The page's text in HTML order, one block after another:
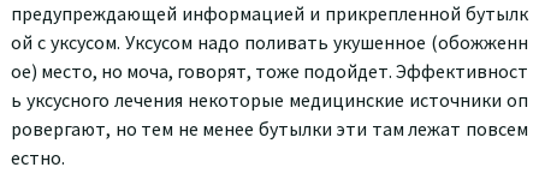
предупреждающей информацией и прикрепленной бутылк
ой с уксусом. Уксусом надо поливать укушенное (обожженн
ое) место, но моча, говорят, тоже подойдет. Эффективност
ь уксусного лечения некоторые медицинские источники оп
ровергают, но тем не менее бутылки эти там лежат повсем
естно.